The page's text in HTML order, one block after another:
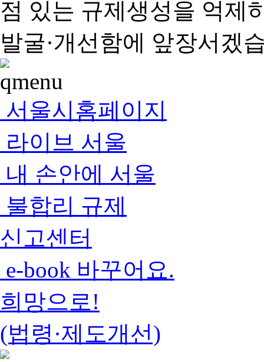
점 있는 규제생성을 억제
발굴·개선함에 앞장서겠
서울시홈페이지
라이브 서울
내 손안에 서울
불합리 규제
신고센터
e-book 바꾸어요.
희망으로!
(법령·제도개선)